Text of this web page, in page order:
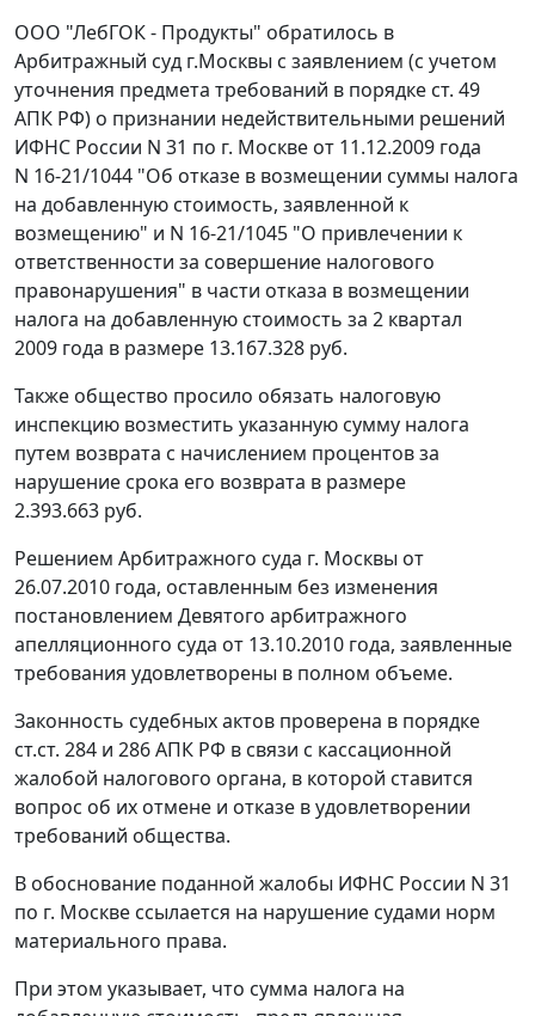
ООО "ЛебГОК - Продукты" обратилось в
Арбитражный суд г.Москвы с заявлением (с учетом
уточнения предмета требований в порядке ст. 49
АПК РФ) о признании недействительными решений
ИФНС России N 31 по г. Москве от 11.12.2009 года
N 16-21/1044 "Об отказе в возмещении суммы налога
на добавленную стоимость, заявленной к
возмещению" и N 16-21/1045 "О привлечении к
ответственности за совершение налогового
правонарушения" в части отказа в возмещении
налога на добавленную стоимость за 2 квартал
2009 года в размере 13.167.328 руб.
Также общество просило обязать налоговую
инспекцию возместить указанную сумму налога
путем возврата с начислением процентов за
нарушение срока его возврата в размере
2.393.663 руб.
Решением Арбитражного суда г. Москвы от
26.07.2010 года, оставленным без изменения
постановлением Девятого арбитражного
апелляционного суда от 13.10.2010 года, заявленные
требования удовлетворены в полном объеме.
Законность судебных актов проверена в порядке
ст.ст. 284 и 286АПК РФ в связи с кассационной
жалобой налогового органа, в которой ставится
вопрос об их отмене и отказе в удовлетворении
требований общества.
В обоснование поданной жалобы ИФНС России N 31
по г. Москве ссылается на нарушение судами норм
материального права.
При этом указывает, что сумма налога на